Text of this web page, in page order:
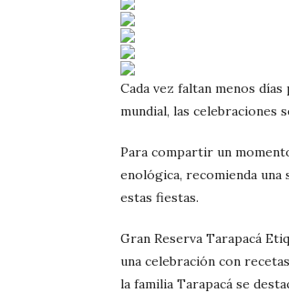
Cada vez faltan menos
mundial, las celebraciones
Para compartir un
enológica, recomienda
estas fiestas.
Gran Reserva Tarapacá
una celebración con
la familia Tarapacá se